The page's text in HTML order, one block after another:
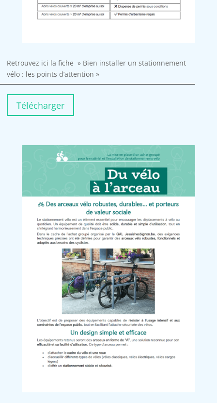
Retrouvez ici la fiche » Bien installer un stationnement
vélo : les points d’attention »
Télécharger